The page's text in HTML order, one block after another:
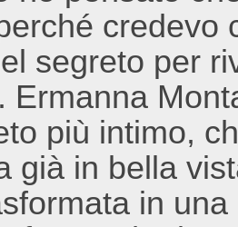
credevo
segreto per
Ermanna
più intimo,
già in bella
in